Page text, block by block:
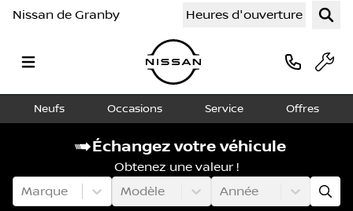
Nissan de Granby Heures d'ouverture
Neufs Occasions Service Offres
Échangez votre véhicule
Obtenez une valeur !
Marque
Modèle Année